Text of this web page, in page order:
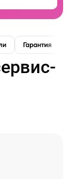
Гарантия